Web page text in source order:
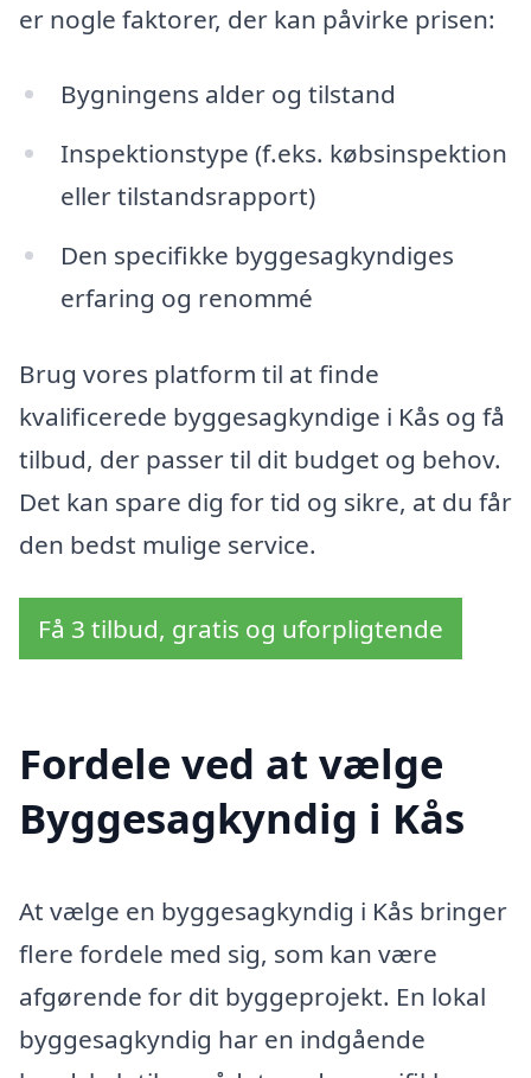
er nogle faktorer, der kan påvirke prisen:
Bygningens alder og tilstand
Inspektionstype (f.eks. købsinspektion
eller tilstandsrapport)
Den specifikke byggesagkyndiges
erfaring og renommé
Brug vores platform til at finde
kvalificerede byggesagkyndige i Kås og få
tilbud, der passer til dit budget og behov.
Det kan spare dig for tid og sikre, at du får
den bedst mulige service.
Få 3 tilbud, gratis og uforpligtende
Fordele ved at vælge
Byggesagkyndig i Kås
At vælge en byggesagkyndig i Kås bringer
flere fordele med sig, som kan være
afgørende for dit byggeprojekt. En lokal
byggesagkyndig har en indgående